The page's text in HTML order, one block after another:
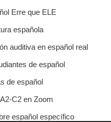
Erre que ELE
española
auditiva en español real
de español
de español
C2 en Zoom
español específico